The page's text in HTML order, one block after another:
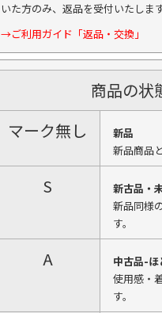
いた方のみ、返品を受付いたしま
→ご利用ガイド「返品・交換」
商品の状
マーク無し
新品
新品商品
S
新古品・
新品同様
す。
A
中古品-ほ
使用感・
す。